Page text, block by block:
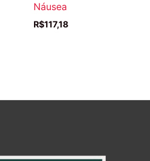
Náusea
R$117,18